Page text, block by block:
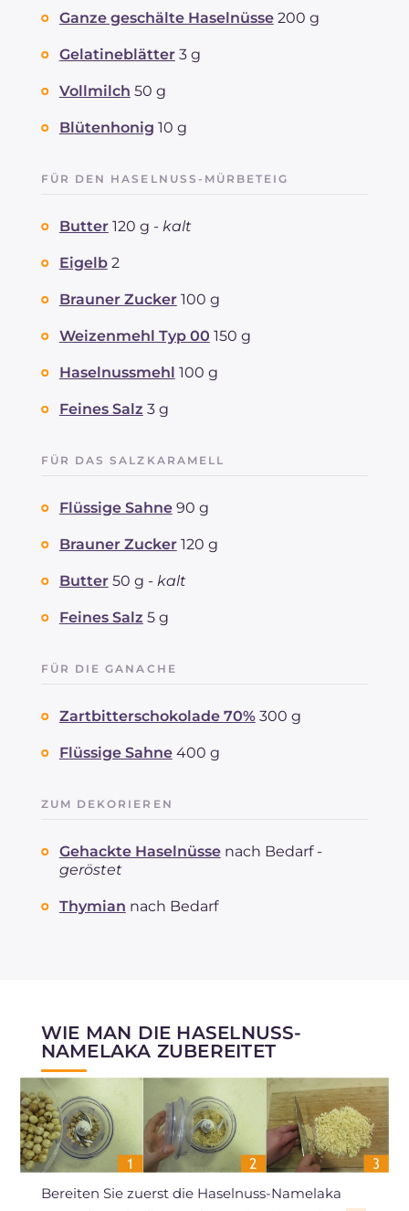
Ganze geschälte Haselnüsse 200 g
Gelatineblätter 3 g
Vollmilch 50 g
Blütenhonig 10 g
FÜR DEN HASELNUSS-MÜRBETEIG
Butter 120 g - kalt
Eigelb 2
Brauner Zucker 100 g
Weizenmehl Typ 00 150 g
Haselnussmehl 100 g
Feines Salz 3 g
FÜR DAS SALZKARAMELL
Flüssige Sahne 90 g
Brauner Zucker 120 g
Butter 50 g - kalt
Feines Salz 5 g
FÜR DIE GANACHE
Zartbitterschokolade 70% 300 g
Flüssige Sahne 400 g
ZUM DEKORIEREN
Gehackte Haselnüsse nach Bedarf -
geröstet
Thymian nach Bedarf
WIE MAN DIE HASELNUSS-
NAMELAKA ZUBEREITET
Bereiten Sie zuerst die Haselnuss-Namelaka